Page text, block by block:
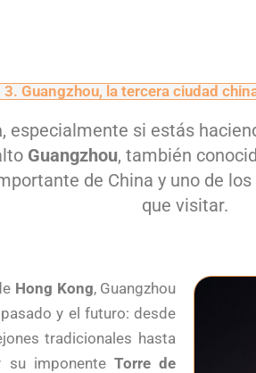
3. Guangzhou, la tercera ciudad
, especialmente si estás
Guangzhou, también
de China y uno de
que visitar.
Hong Kong, Guangzhou
y el futuro: desde
tradicionales hasta
su imponenteTorre de